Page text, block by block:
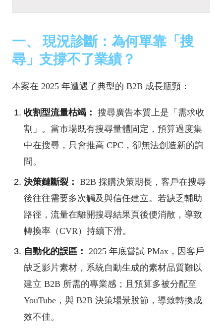
一、 現況診斷：為何單靠「搜
尋」支撐不了業績？
本案在 2025 年遭遇了典型的 B2B 成長瓶頸：
收割型流量枯竭： 搜尋廣告本質上是「需求收
割」。當市場既有搜尋量體固定，預算過度集
中在搜尋，只會推高 CPC，卻無法創造新的詢
問。
決策鏈斷裂： B2B 採購決策期長，客戶在搜尋
後往往需要多次觸及與信任建立。若缺乏輔助
路徑，流量在離開搜尋結果頁後便消散，導致
轉換率（CVR）持續下滑。
自動化的誤區：
2025 年底嘗試 PMax，因客戶
缺乏影片素材，系統自動生成的素材品質難以
建立 B2B 所需的專業感；且預算多被分配至
YouTube，與 B2B 決策場景脫節，導致轉換成
效不佳。